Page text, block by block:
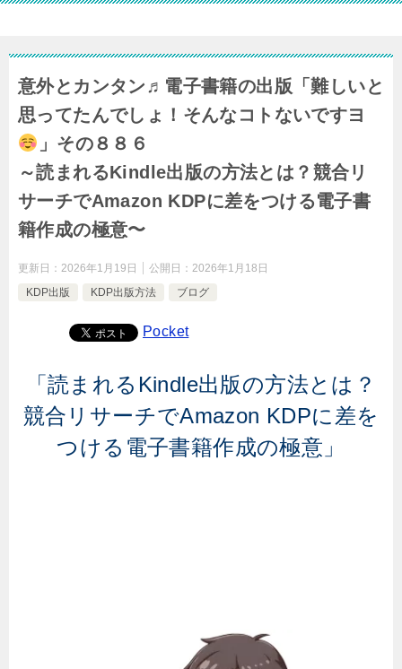
意外とカンタン♬電子書籍の出版「難しいと
思ってたんでしょ！そんなコトないですヨ
」その８８６
～読まれるKindle出版の方法とは？競合リ
サーチでAmazon KDPに差をつける電子書
籍作成の極意〜
更新日： 2026年1月19日 公開日： 2026年1月18日
KDP出版
KDP出版方法 ブログ
Pocket
「読まれるKindle出版の方法とは？
競合リサーチでAmazon KDPに差を
つける電子書籍作成の極意」